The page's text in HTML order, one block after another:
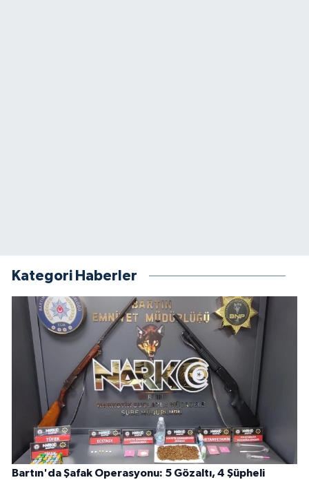
Kategori Haberler
Bartın'da Şafak Operasyonu: 5 Gözaltı, 4 Şüpheli